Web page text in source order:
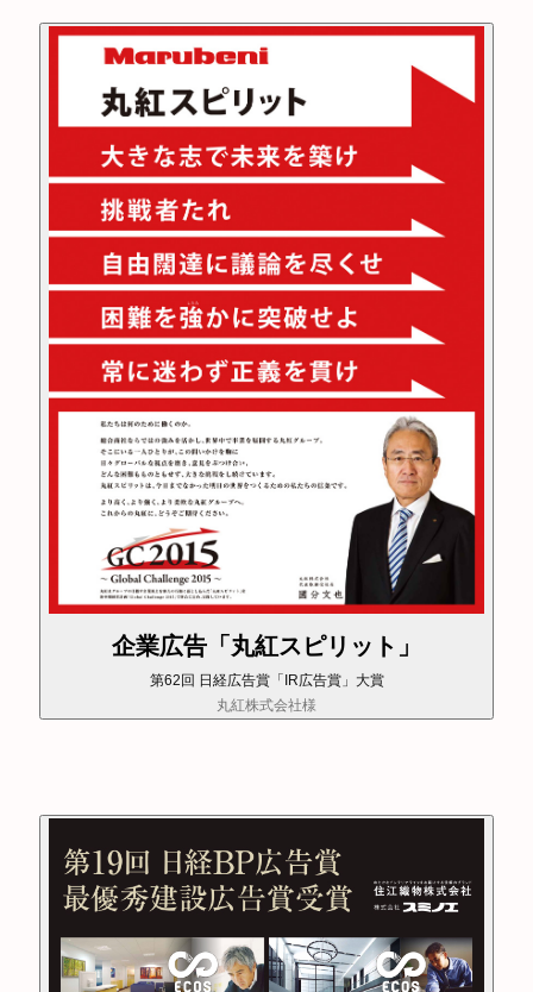
企業広告「丸紅スピリット」
第62回 日経広告賞「IR広告賞」大賞
丸紅株式会社様